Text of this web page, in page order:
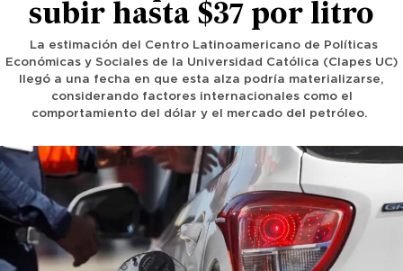
subir hasta $37 por litro
La estimación del Centro Latinoamericano de Políticas
Económicas y Sociales de la Universidad Católica (Clapes UC)
llegó a una fecha en que esta alza podría materializarse,
considerando factores internacionales como el
comportamiento del dólar y el mercado del petróleo.